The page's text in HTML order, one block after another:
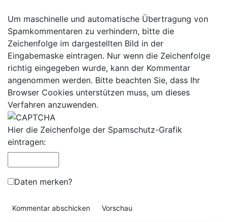
Um maschinelle und automatische Übertragung von
Spamkommentaren zu verhindern, bitte die
Zeichenfolge im dargestellten Bild in der
Eingabemaske eintragen. Nur wenn die Zeichenfolge
richtig eingegeben wurde, kann der Kommentar
angenommen werden. Bitte beachten Sie, dass Ihr
Browser Cookies unterstützen muss, um dieses
Verfahren anzuwenden.
Hier die Zeichenfolge der Spamschutz-Grafik
eintragen:
Daten merken?